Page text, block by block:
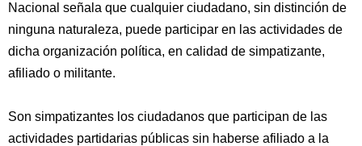
Nacional señala que cualquier ciudadano, sin distinción de
ninguna naturaleza, puede participar en las actividades de
dicha organización política, en calidad de simpatizante,
afiliado o militante.
Son simpatizantes los ciudadanos que participan de las
actividades partidarias públicas sin haberse afiliado a la